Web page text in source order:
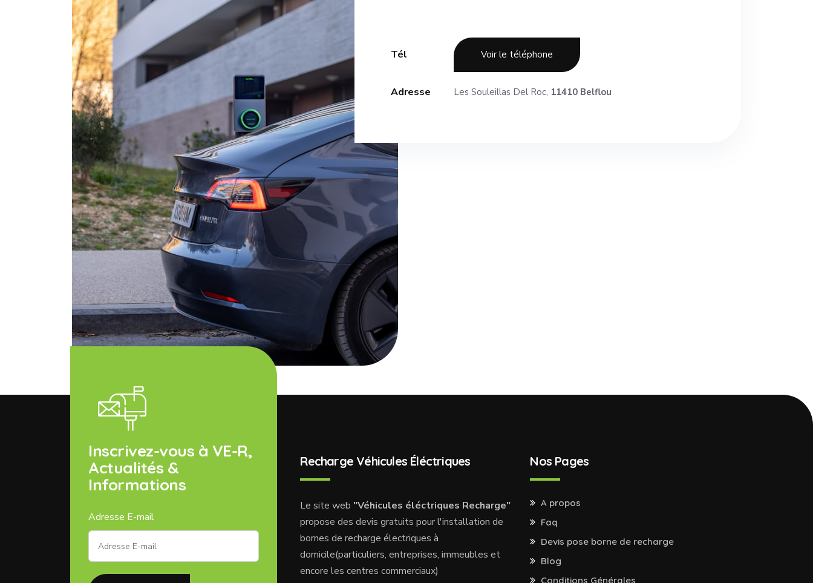
Tél Voir le téléphone
Adresse Les Souleillas Del Roc, 11410 Belflou
Inscrivez-vous à VE-R,
Actualités &
Informations
Adresse E-mail
Recharge Véhicules Éléctriques
Le site web"Véhicules éléctriques Recharge"
propose des devis gratuits pour l'installation de
bornes de recharge électriques à
domicile(particuliers, entreprises, immeubles et
encore les centres commerciaux)
Nos Pages
A propos
Faq
Devis pose borne de recharge
Blog
Conditions Générales